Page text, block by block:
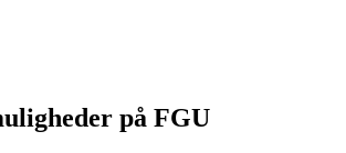
på FGU